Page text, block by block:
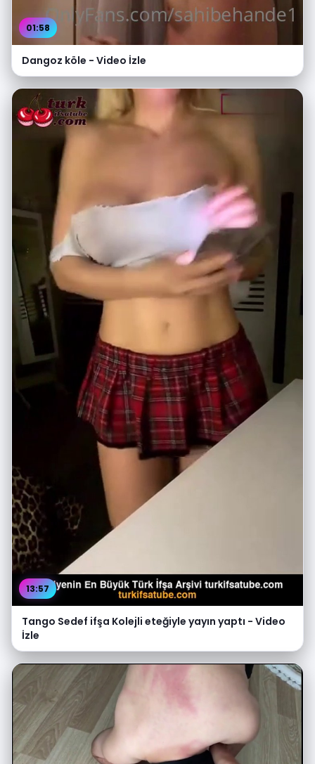
01:58
Dangoz köle - Video İzle
13:57
Tango Sedef ifşa Kolejli eteğiyle yayın yaptı - Video
İzle